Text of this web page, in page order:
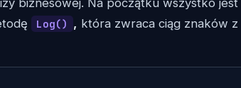
biznesowej. Na początku wszystko jest
Log() , która zwraca ciąg znaków z